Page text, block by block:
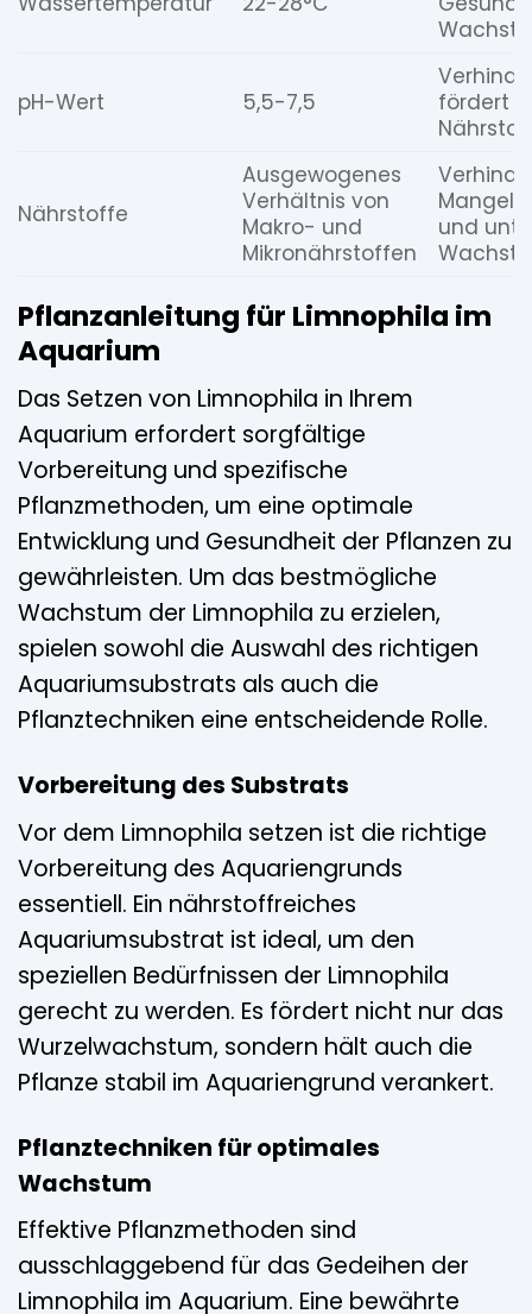
pH-Wert 5,5-7,5
fördert
Nährstoffe
Ausgewogenes
Verhältnis von
Makro- und
Mikronährstoffen
und
Pflanzanleitung für Limnophila im
Aquarium
Das Setzen von Limnophila in Ihrem
Aquarium erfordert sorgfältige
Vorbereitung und spezifische
Pflanzmethoden, um eine optimale
Entwicklung und Gesundheit der Pflanzen zu
gewährleisten. Um das bestmögliche
Wachstum der Limnophila zu erzielen,
spielen sowohl die Auswahl des richtigen
Aquariumsubstrats als auch die
Pflanztechniken eine entscheidende Rolle.
Vorbereitung des Substrats
Vor dem Limnophila setzen ist die richtige
Vorbereitung des Aquariengrunds
essentiell. Ein nährstoffreiches
Aquariumsubstrat ist ideal, um den
speziellen Bedürfnissen der Limnophila
gerecht zu werden. Es fördert nicht nur das
Wurzelwachstum, sondern hält auch die
Pflanze stabil im Aquariengrund verankert.
Pflanztechniken für optimales
Wachstum
Effektive Pflanzmethoden sind
ausschlaggebend für das Gedeihen der
Limnophila im Aquarium. Eine bewährte